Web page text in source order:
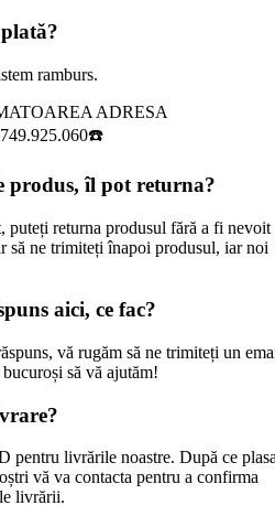
ramburs.
ADRESA
produs, îl pot returna?
puteți returna produsul fără a fi nevoit
să ne trimiteți înapoi produsul, iar noi
aici, ce fac?
vă rugăm să ne trimiteți un
să vă ajutăm!
pentru livrările noastre. După ce
vă va contacta pentru a confirma
livrării.